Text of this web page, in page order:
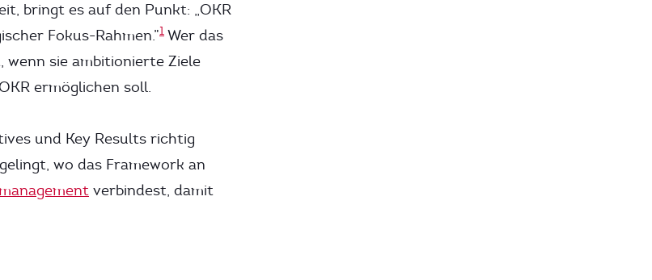
bringt es auf den Punkt: „OKR
Fokus-Rahmen.”1 Wer das
wenn sie ambitionierte Ziele
ermöglichen soll.
und Key Results richtig
wo das Framework an
verbindest, damit